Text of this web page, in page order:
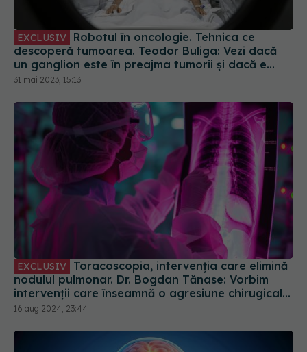
descoperă tumoarea. Teodor Buliga: Vezi dacă
un ganglion este în preajma tumorii și dacă e
prins sau nu de tumoare
31 mai 2023, 15:13
EXCLUSIV
nodulul pulmonar. Dr. Bogdan Tănase: Vorbim
intervenții care înseamnă o agresiune chirugicală
mai mică asupra organismului
16 aug 2024, 23:44